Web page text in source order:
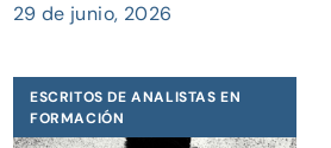
29 de junio, 2026
ESCRITOS DE ANALISTAS EN
FORMACIÓN